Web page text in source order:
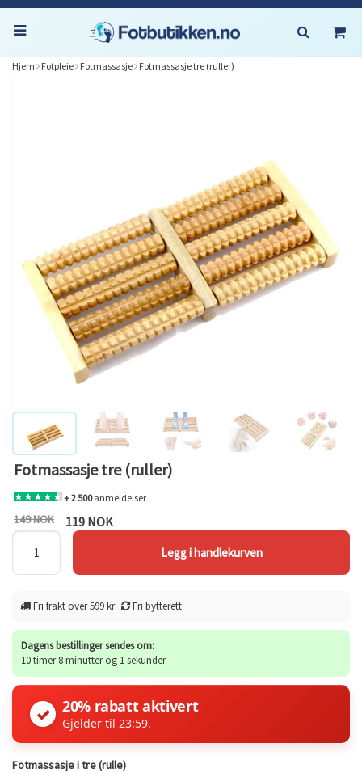
Hjem Fotpleie Fotmassasje Fotmassasje tre (ruller)
Fotmassasje tre (ruller)
+ 2 500anmeldelser
149 NOK 119 NOK
Fri frakt over 599 kr Fri bytterett
Dagens bestillinger sendes om:
10 timer 8 minutter og 1 sekunder
✓ 20% rabatt aktivert
Gjelder til 23:59.
Fotmassasje i tre (rulle)